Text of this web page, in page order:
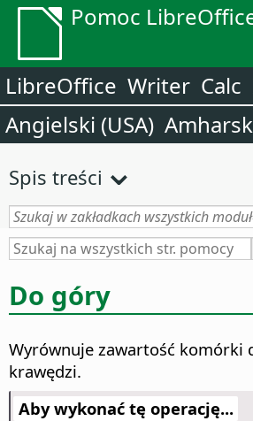
Pomoc
LibreOffice Writer Calc
Angielski (USA)
Spis treści
Do góry
Wyrównuje zawartość komórki
krawędzi.
Aby wykonać tę operację...